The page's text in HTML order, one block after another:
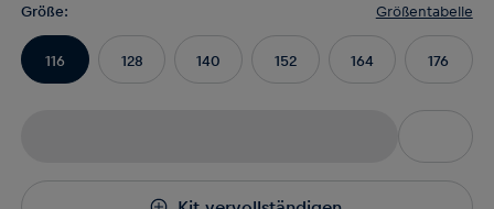
Größe: Größentabelle
116 128 140 152 164 176